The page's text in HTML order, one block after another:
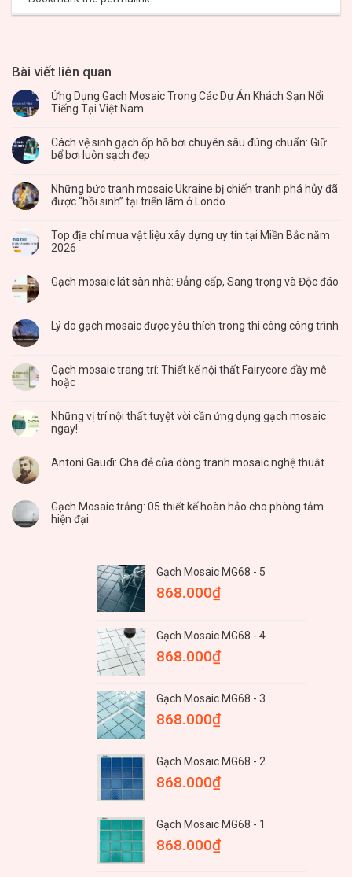
Bài viết liên quan
Ứng Dụng Gạch Mosaic Trong Các Dự Án Khách Sạn Nổi
Tiếng Tại Việt Nam
Cách vệ sinh gạch ốp hồ bơi chuyên sâu đúng chuẩn: Giữ
bể bơi luôn sạch đẹp
Những bức tranh mosaic Ukraine bị chiến tranh phá hủy đã
được “hồi sinh” tại triển lãm ở Londo
Top địa chỉ mua vật liệu xây dựng uy tín tại Miền Bắc năm
2026
Gạch mosaic lát sàn nhà: Đẳng cấp, Sang trọng và Độc đáo
Lý do gạch mosaic được yêu thích trong thi công công trình
Gạch mosaic trang trí: Thiết kế nội thất Fairycore đầy mê
hoặc
Những vị trí nội thất tuyệt vời cần ứng dụng gạch mosaic
ngay!
Antoni Gaudì: Cha đẻ của dòng tranh mosaic nghệ thuật
Gạch Mosaic trắng: 05 thiết kế hoàn hảo cho phòng tắm
hiện đại
Gạch Mosaic MG68 - 5
868.000₫
Gạch Mosaic MG68 - 4
868.000₫
Gạch Mosaic MG68 - 3
868.000₫
Gạch Mosaic MG68 - 2
868.000₫
Gạch Mosaic MG68 - 1
868.000₫